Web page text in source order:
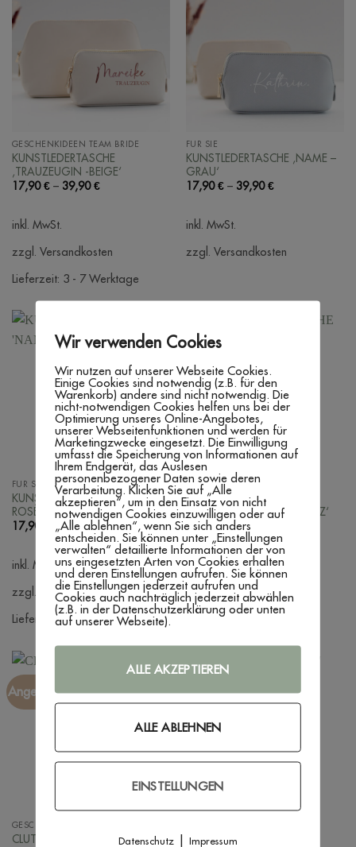
GESCHENKIDEEN TEAM BRIDE
KUNSTLEDERTASCHE
‚TRAUZEUGIN -BEIGE‘
17,90€– 39,90€
inkl. MwSt.
zzgl. Versandkosten
Lieferzeit: 3 - 7 Werktage
FÜR SIE
KUNSTLEDERTASCHE ‚NAME –
GRAU‘
17,90€– 39,90€
inkl. MwSt.
zzgl. Versandkosten
FÜR SIE
KUNSTLEDERTASCHE ‚NAME –
ROSÈ‘
17,90
–39,90€
inkl. MwSt.
zzgl. Versandkosten
Lieferzeit:3 - 7 Werktage
GESCHENKIDEEN TEAM BRIDE
KUNSTLEDERTASCHE
‚BRAUTJUNGFER -SCHWARZ‘
17,90€–39,90
inkl. MwSt.
zzgl. Versandkosten
Lieferzeit:
Angebot!
GESCHENKIDEEN TEAM BRIDE
CLUTCH ‚MONOGRAM‘
Angebot!
CLUTCH ‚SCHWARZ‘
Wir verwenden Cookies
Wir nutzen auf unserer Webseite Cookies.
Einige Cookies sind notwendig (z.B. für den
Warenkorb) andere sind nicht notwendig. Die
nicht-notwendigen Cookies helfen uns bei der
Optimierung unseres Online-Angebotes,
unserer Webseitenfunktionen und werden für
Marketingzwecke eingesetzt. Die Einwilligung
umfasst die Speicherung von Informationen auf
Ihrem Endgerät, das Auslesen
personenbezogener Daten sowie deren
Verarbeitung. Klicken Sie auf „Alle
akzeptieren“, um in den Einsatz von nicht
notwendigen Cookies einzuwilligen oder auf
„Alle ablehnen“, wenn Sie sich anders
entscheiden. Sie können unter „Einstellungen
verwalten“ detaillierte Informationen der von
uns eingesetzten Arten von Cookies erhalten
und deren Einstellungen aufrufen. Sie können
die Einstellungen jederzeit aufrufen und
Cookies auch nachträglich jederzeit abwählen
(z.B. in der Datenschutzerklärung oder unten
auf unserer Webseite).
ALLE AKZEPTIEREN
ALLE ABLEHNEN
EINSTELLUNGEN
Datenschutz| Impressum